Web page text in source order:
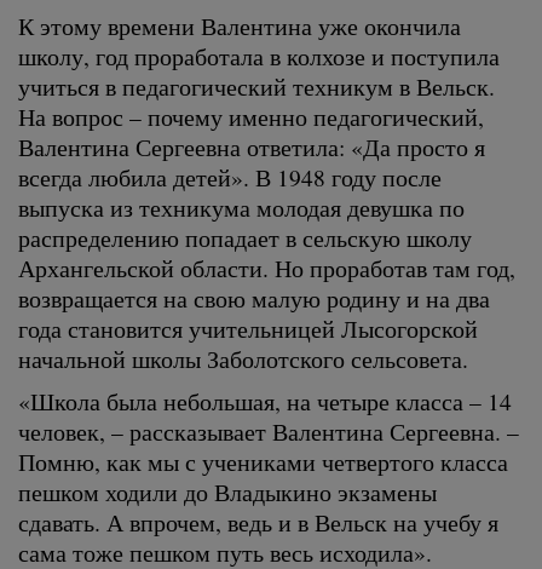
К этому времени Валентина уже окончила
школу, год проработала в колхозе и поступила
учиться в педагогический техникум в Вельск.
На вопрос – почему именно педагогический,
Валентина Сергеевна ответила: «Да просто я
всегда любила детей». В 1948 году после
выпуска из техникума молодая девушка по
распределению попадает в сельскую школу
Архангельской области. Но проработав там год,
возвращается на свою малую родину и на два
года становится учительницей Лысогорской
начальной школы Заболотского сельсовета.
«Школа была небольшая, на четыре класса – 14
человек, – рассказывает Валентина Сергеевна. –
Помню, как мы с учениками четвертого класса
пешком ходили до Владыкино экзамены
сдавать. А впрочем, ведь и в Вельск на учебу я
сама тоже пешком путь весь исходила».